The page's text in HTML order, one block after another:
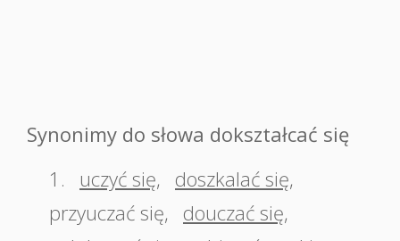
Synonimy do słowa dokształcać się
1.
uczyć się, doszkalać się,
przyuczać się, douczać się,